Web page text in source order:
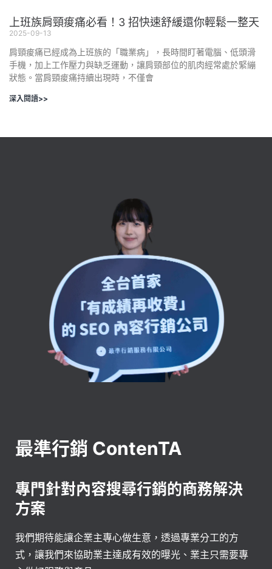
上班族肩頸痠痛必看！3 招快速舒緩還你輕鬆一整天
2025-09-13
肩頸痠痛已經成為上班族的「職業病」，長時間盯著電腦、低頭滑
手機，加上工作壓力與缺乏運動，讓肩頸部位的肌肉經常處於緊繃
狀態。當肩頸痠痛持續出現時，不僅會
深入閱讀>>
最準行銷 ContenTA
專門針對內容搜尋行銷的商務解決
方案
我們期待能讓企業主專心做生意，透過專業分工的方
式，讓我們來協助業主達成有效的曝光、業主只需要專